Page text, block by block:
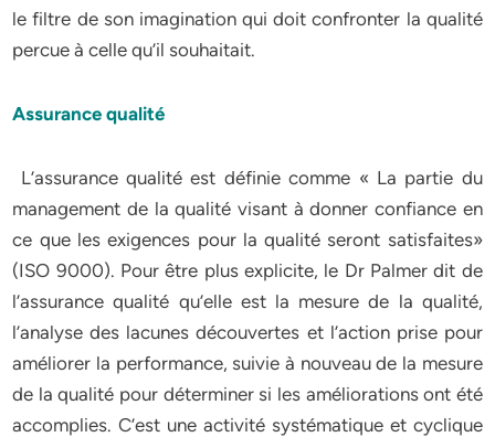
le filtre de son imagination qui doit confronter la qualité
percue à celle qu’il souhaitait.
Assurance qualité
L’assurance qualité est définie comme « La partie du
management de la qualité visant à donner confiance en
ce que les exigences pour la qualité seront satisfaites»
(ISO 9000). Pour être plus explicite, le Dr Palmer dit de
l’assurance qualité qu’elle est la mesure de la qualité,
l’analyse des lacunes découvertes et l’action prise pour
améliorer la performance, suivie à nouveau de la mesure
de la qualité pour déterminer si les améliorations ont été
accomplies. C’est une activité systématique et cyclique